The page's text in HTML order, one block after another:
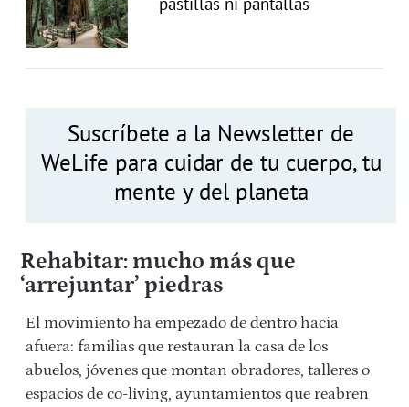
Suscríbete a la Newsletter de
WeLife para cuidar de tu cuerpo, tu
mente y del planeta
Re­habitar: mucho más que
‘arrejuntar’ piedras
El movimiento ha empezado de dentro hacia
afuera: familias que restauran la casa de los
abuelos, jóvenes que montan obradores, talleres o
espacios de co-living, ayuntamientos que reabren